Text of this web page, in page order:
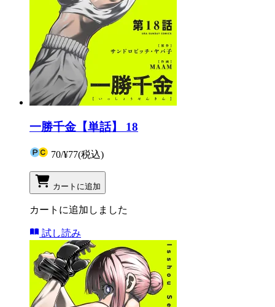
一勝千金【単話】 18
70/¥77(税込)
カートに追加
カートに追加しました
試し読み